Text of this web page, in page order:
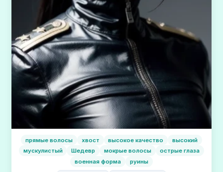
прямые волосы хвост высокое качество
высокий
мускулистый
Шедевр мокрые волосы
острые глаза
военная форма
руины